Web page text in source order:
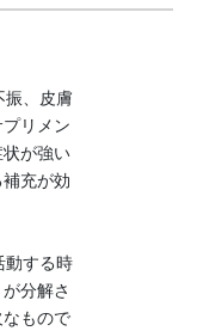
振、皮膚
リメン
状が強い
充が効
動する時
分解さ
もので